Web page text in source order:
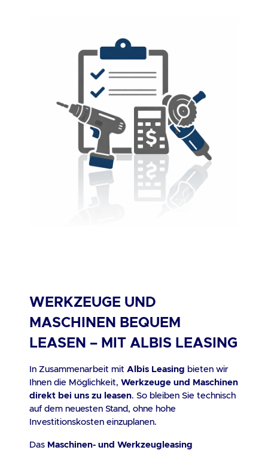
WERKZEUGE UND
MASCHINEN BEQUEM
LEASEN – MIT ALBIS LEASING
In Zusammenarbeit mit Albis Leasing bieten wir
Ihnen die Möglichkeit, Werkzeuge und Maschinen
direkt bei uns zu leasen. So bleiben Sie technisch
auf dem neuesten Stand, ohne hohe
Investitionskosten einzuplanen.
Das Maschinen- und Werkzeugleasing